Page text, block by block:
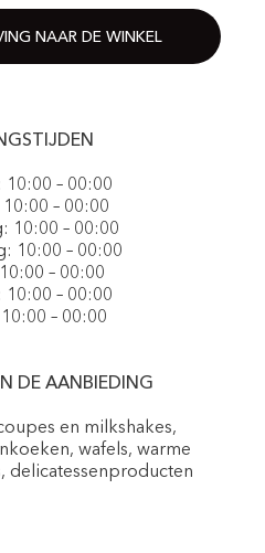
NAAR DE WINKEL
10:00 – 00:00
– 00:00
10:00 – 00:00
10:00 – 00:00
– 00:00
10:00 – 00:00
– 00:00
DE AANBIEDING
en milkshakes,
wafels, warme
delicatessenproducten